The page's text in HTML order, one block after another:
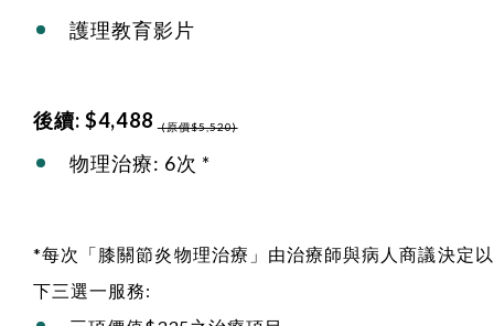
護理教育影片
後續: $4,488 (原價$5,520)
物理治療: 6次 *
*每次「膝關節炎物理治療」由治療師與病人商議決定以
下三選一服務: